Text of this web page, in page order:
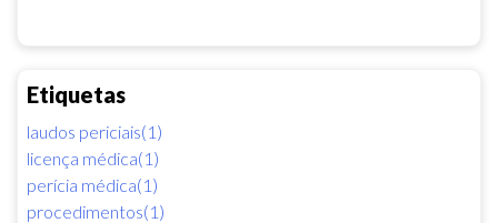
Etiquetas
laudos periciais(1)
licença médica(1)
perícia médica(1)
procedimentos(1)